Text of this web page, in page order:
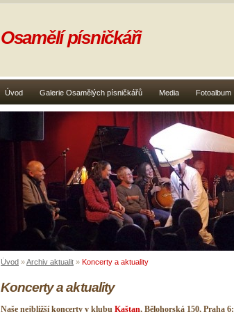
Úvod Galerie Osamělých písničkářů Media Fotoalbum
Osamělí písničkáři
Úvod »Archiv aktualit » Koncerty a aktuality
Koncerty a aktuality
Naše nejbližší koncerty v klubu Kaštan, Bělohorská 150, Praha 6: